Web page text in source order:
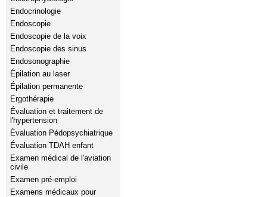
Endocrinologie
Endoscopie
Endoscopie de la voix
Endoscopie des sinus
Endosonographie
Épilation au laser
Épilation permanente
Ergothérapie
Évaluation et traitement de
l'hypertension
Évaluation Pédopsychiatrique
Évaluation TDAH enfant
Examen médical de l'aviation
civile
Examen pré-emploi
Examens médicaux pour